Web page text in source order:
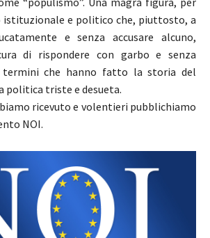
istituzionale e politico che, piuttosto, a
e senza accusare alcuno,
di rispondere con garbo e senza
termini che hanno fatto la storia del
politica triste e desueta.
ricevuto e volentieri pubblichiamo
NOI.